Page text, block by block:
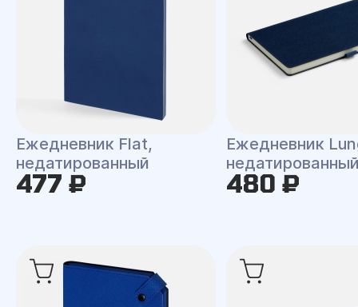
Ежедневник Flat,
недатированный
477 ₽
Ежедневник
480 ₽